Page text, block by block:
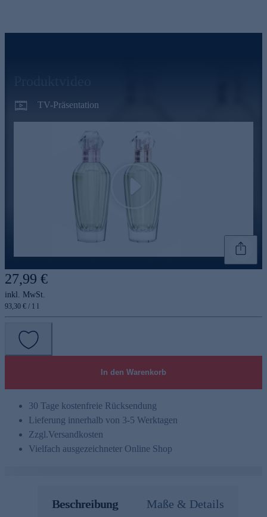
TV-Präsentation
Play
27,99 €
inkl. MwSt.
93,30 € / 1 l
In den Warenkorb
30 Tage kostenfreie Rücksendung
Lieferung innerhalb von 3-5 Werktagen
Zzgl.Versandkosten
Vielfach ausgezeichneter Online Shop
Beschreibung Maße & Details